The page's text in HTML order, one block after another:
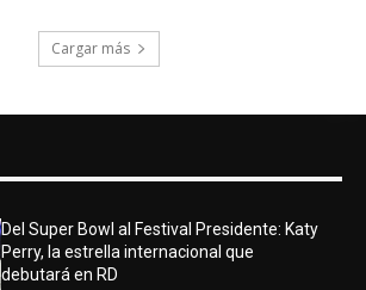
Cargar más
Del Super Bowl al Festival Presidente: Katy
Perry, la estrella internacional que
debutará en RD